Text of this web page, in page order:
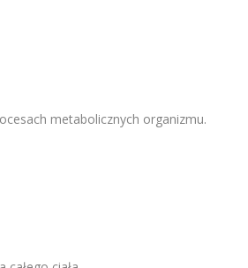
metabolicznych organizmu.